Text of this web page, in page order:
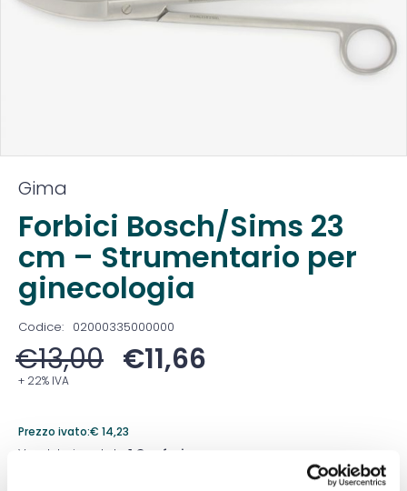
Gima
Forbici Bosch/Sims 23
cm – Strumentario per
ginecologia
Codice: 02000335000000
€13,00 €11,66
+ 22% IVA
Prezzo ivato:€ 14,23
Venduto in set da 1 Confezione